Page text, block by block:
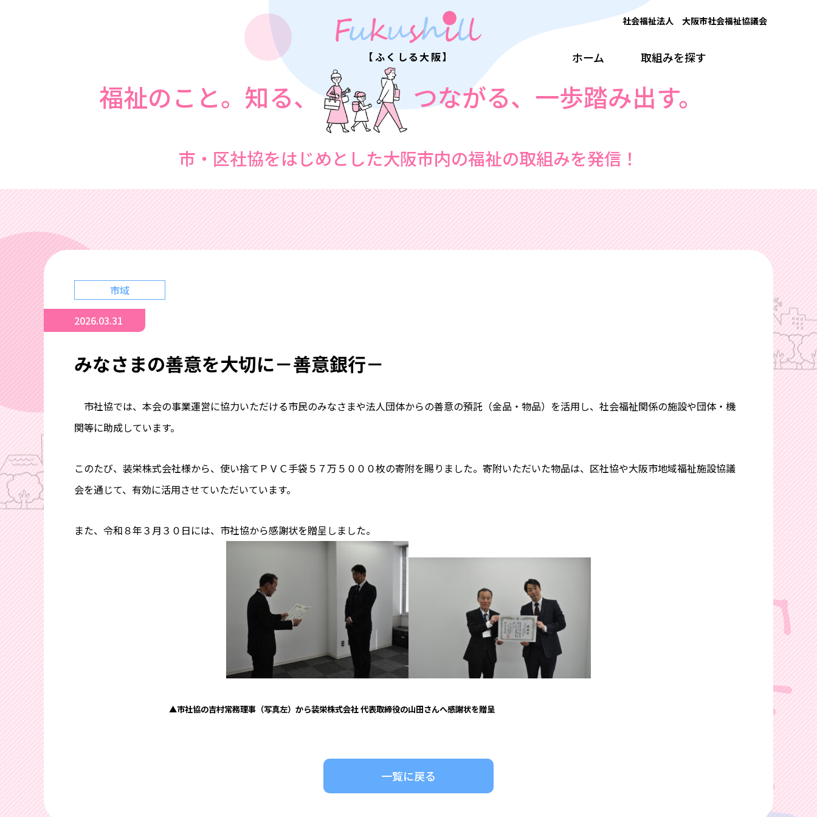
社会福祉法人 大阪市社会福祉協議会
【ふくしる大阪】
福祉のこと。知る、 つながる、一歩踏み出す。
市・区社協をはじめとした大阪市内の福祉の取組みを発信！
ホーム 取組みを探す
市域
2026.03.31
みなさまの善意を大切に－善意銀行－
市社協では、本会の事業運営に協力いただける市民のみなさまや法人団体からの善意の預託（金品・物品）を活用し、社会福祉関係の施設や団体・機
関等に助成しています。
このたび、装栄株式会社様から、使い捨てＰＶＣ手袋５７万５０００枚の寄附を賜りました。寄附いただいた物品は、区社協や大阪市地域福祉施設協議
会を通じて、有効に活用させていただいています。
また、令和８年３月３０日には、市社協から感謝状を贈呈しました。
▲市社協の吉村常務理事（写真左）から装栄株式会社 代表取締役の山田さんへ感謝状を贈呈
一覧に戻る